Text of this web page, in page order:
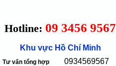
Hotline: 09 3456 9567
Khu vực Hồ Chí Minh
Tư vấn tổng hợp 0934569567